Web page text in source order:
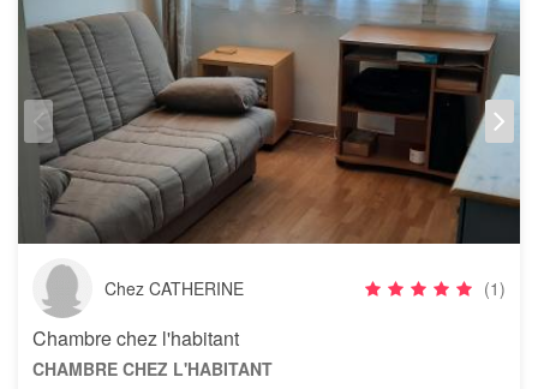
Chez CATHERINE (1)
Chambre chez l'habitant
CHAMBRE CHEZ L'HABITANT